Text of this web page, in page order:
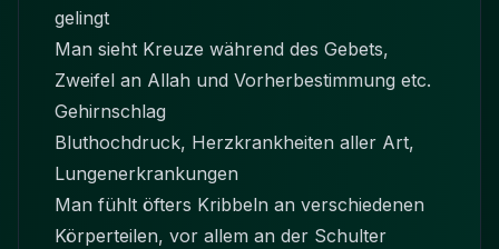
gelingt
Man sieht Kreuze während des Gebets,
Zweifel an Allah und Vorherbestimmung etc.
Gehirnschlag
Bluthochdruck, Herzkrankheiten aller Art,
Lungenerkrankungen
Man fühlt öfters Kribbeln an verschiedenen
Körperteilen, vor allem an der Schulter